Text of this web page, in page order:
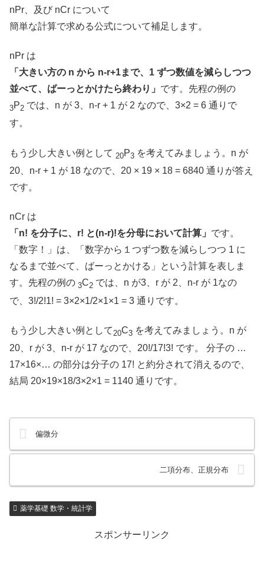
nPr、及び nCr について
簡単な計算で求める公式について補足します。
nPr は
「大きい方の n から n-r+1まで、1 ずつ数値を減らしつつ
並べて、ばーっとかけたら終わり」 です。先程の例の
3P2 では、n が 3、n-r + 1 が 2 なので、3×2 = 6 通りで
す。
もう少し大きい例として 20P3 を考えてみましょう。n が
20、n-r + 1 が 18 なので、20 × 19 × 18 = 6840 通りが答え
です。
nCr は
「n! を分子に、r! と(n-r)!を分母において計算」 です。
「数字！」は、「数字から１つずつ数を減らしつつ 1 に
なるまで並べて、ばーっとかける」という計算を表しま
す。先程の例の 3C2 では、n が3、r が 2、n-r が 1なの
で、3!/2!1! = 3×2×1/2×1×1 = 3 通りです。
もう少し大きい例として20C3 を考えてみましょう。n が
20、r が 3、n-r が 17 なので、20!/17!3! です。 分子の …
17×16×… の部分は分子の 17! と約分されて消えるので、
結局 20×19×18/3×2×1 = 1140 通りです。
偏微分
二項分布、正規分布
薬学基礎 数学・統計学
スポンサーリンク